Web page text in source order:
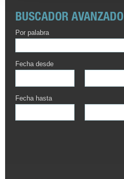
BUSCADOR AVANZADO
Por palabra
Fecha desde
Fecha hasta